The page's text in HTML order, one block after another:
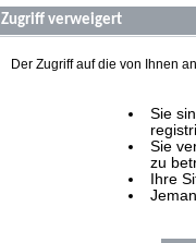
Zugriff verweigert
Der Zugriff auf die von Ihnen
Sie
Sie
zu
Ihre